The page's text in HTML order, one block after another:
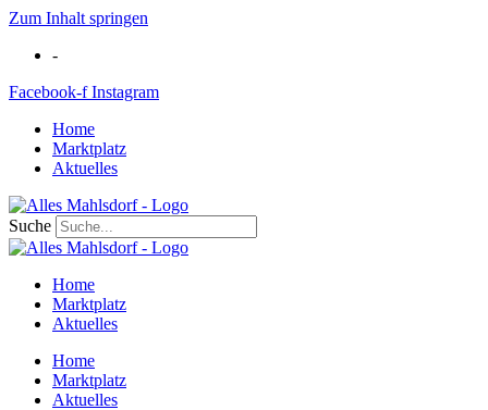
Zum Inhalt springen
-
Facebook-f Instagram
Home
Marktplatz
Aktuelles
Suche
Home
Marktplatz
Aktuelles
Home
Marktplatz
Aktuelles